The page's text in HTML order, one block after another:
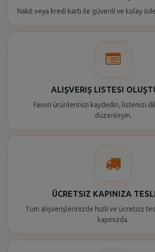
Nakit veya kredi kartı ile güvenli ve kolay
ALIŞVERIŞ LISTESI
Favori ürünlerinizi kaydedin, listenizi
düzenleyin.
ÜCRETSIZ KAPINIZA
Tüm alışverişlerinizde hızlı ve ücretsiz
kapınızda.